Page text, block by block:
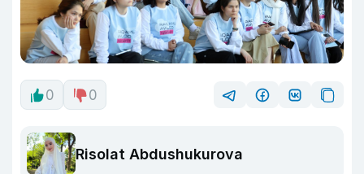
0 0
Risolat Abdushukurova